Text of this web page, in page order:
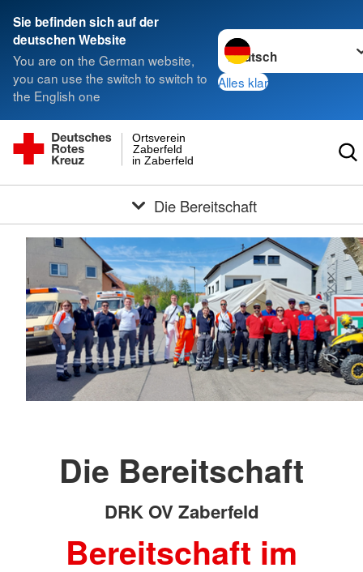
Sie befinden sich auf der
deutschen Website
You are on the German website,
you can use the switch to switch to
the English one
Sprache wechseln zu
Alles klar
in Zaberfeld
Zaberfeld
Ortsverein
Die Bereitschaft
Die Bereitschaft
DRK OV Zaberfeld
Bereitschaft im